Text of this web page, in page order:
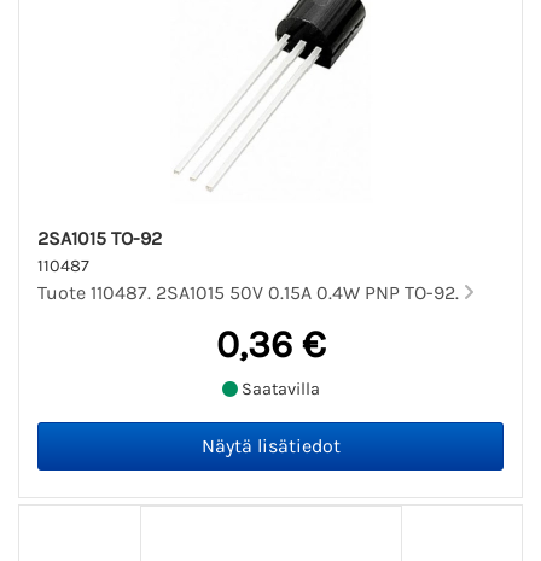
2SA1015 TO-92
110487
Tuote 110487. 2SA1015 50V 0.15A 0.4W PNP TO-92.
0,36 €
Saatavilla